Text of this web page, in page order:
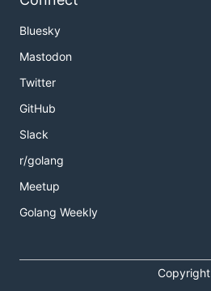
Bluesky
Mastodon
Twitter
GitHub
Slack
r/golang
Meetup
Golang Weekly
Copyright